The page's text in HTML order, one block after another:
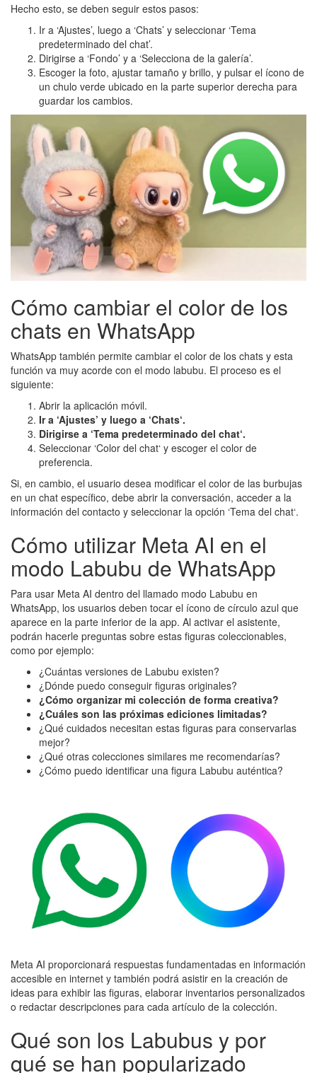
Hecho esto, se deben seguir estos pasos:
Ir a ‘Ajustes’, luego a ‘Chats’ y seleccionar ‘Tema
predeterminado del chat’.
Dirigirse a ‘Fondo’ y a ‘Selecciona de la galería’.
Escoger la foto, ajustar tamaño y brillo, y pulsar el ícono de
un chulo verde ubicado en la parte superior derecha para
guardar los cambios.
Cómo cambiar el color de los
chats en WhatsApp
WhatsApp también permite cambiar el color de los chats y esta
función va muy acorde con el modo labubu. El proceso es el
siguiente:
Abrir la aplicación móvil.
Ir a ‘Ajustes’ y luego a ‘Chats‘.
Dirigirse a ‘Tema predeterminado del chat‘.
Seleccionar ‘Color del chat‘ y escoger el color de
preferencia.
Si, en cambio, el usuario desea modificar el color de las burbujas
en un chat específico, debe abrir la conversación, acceder a la
información del contacto y seleccionar la opción ‘Tema del chat‘.
Cómo utilizar Meta AI en el
modo Labubu de WhatsApp
Para usar Meta AI dentro del llamado modo Labubu en
WhatsApp, los usuarios deben tocar el ícono de círculo azul que
aparece en la parte inferior de la app. Al activar el asistente,
podrán hacerle preguntas sobre estas figuras coleccionables,
como por ejemplo:
¿Cuántas versiones de Labubu existen?
¿Dónde puedo conseguir figuras originales?
¿Cómo organizar mi colección de forma creativa?
¿Cuáles son las próximas ediciones limitadas?
¿Qué cuidados necesitan estas figuras para conservarlas
mejor?
¿Qué otras colecciones similares me recomendarías?
¿Cómo puedo identificar una figura Labubu auténtica?
Meta AI proporcionará respuestas fundamentadas en información
accesible en internet y también podrá asistir en la creación de
ideas para exhibir las figuras, elaborar inventarios personalizados
o redactar descripciones para cada artículo de la colección.
Qué son los Labubus y por
qué se han popularizado